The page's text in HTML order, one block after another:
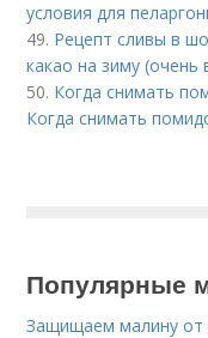
условия для
49. Рецепт сливы в
какао на зиму
50. Когда снимать
Когда снимать
Популярные
Защищаем малину от